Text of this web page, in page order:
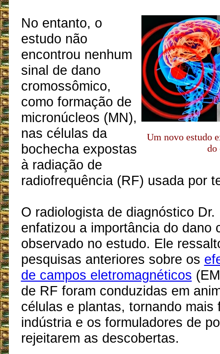
Um novo estudo
do
No entanto, o
estudo não
encontrou nenhum
sinal de dano
cromossômico,
como formação de
micronúcleos (MN),
nas células da
bochecha expostas
à radiação de
radiofrequência (RF) usada por
O radiologista de diagnóstico Dr.
enfatizou a importância do dano
observado no estudo. Ele
pesquisas anteriores sobre os
de campos eletromagnéticos
de RF foram conduzidas em
células e plantas, tornando mais
indústria e os formuladores de
rejeitarem as descobertas.